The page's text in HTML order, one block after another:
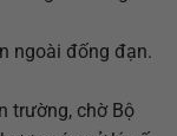
ngoài đống đạn.